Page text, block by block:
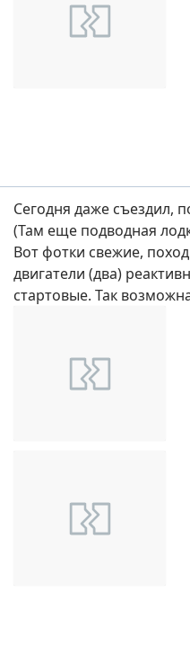
Сегодня даже съездил,
(Там еще подводная
Вот фотки свежие,
двигатели (два)
стартовые. Так